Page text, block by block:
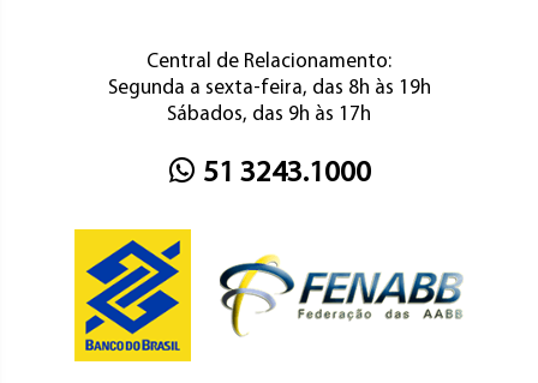
Central de Relacionamento:
Segunda a sexta-feira, das 8h às 19h
Sábados, das 9h às 17h
51 3243.1000